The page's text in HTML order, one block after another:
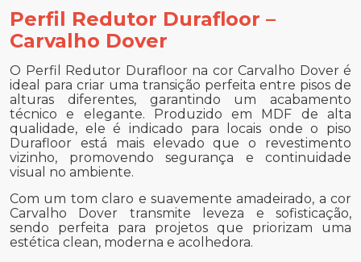
Perfil Redutor Durafloor –
Carvalho Dover
O Perfil Redutor Durafloor na cor Carvalho Dover é
ideal para criar uma transição perfeita entre pisos de
alturas diferentes, garantindo um acabamento
técnico e elegante. Produzido em MDF de alta
qualidade, ele é indicado para locais onde o piso
Durafloor está mais elevado que o revestimento
vizinho, promovendo segurança e continuidade
visual no ambiente.
Com um tom claro e suavemente amadeirado, a cor
Carvalho Dover transmite leveza e sofisticação,
sendo perfeita para projetos que priorizam uma
estética clean, moderna e acolhedora.